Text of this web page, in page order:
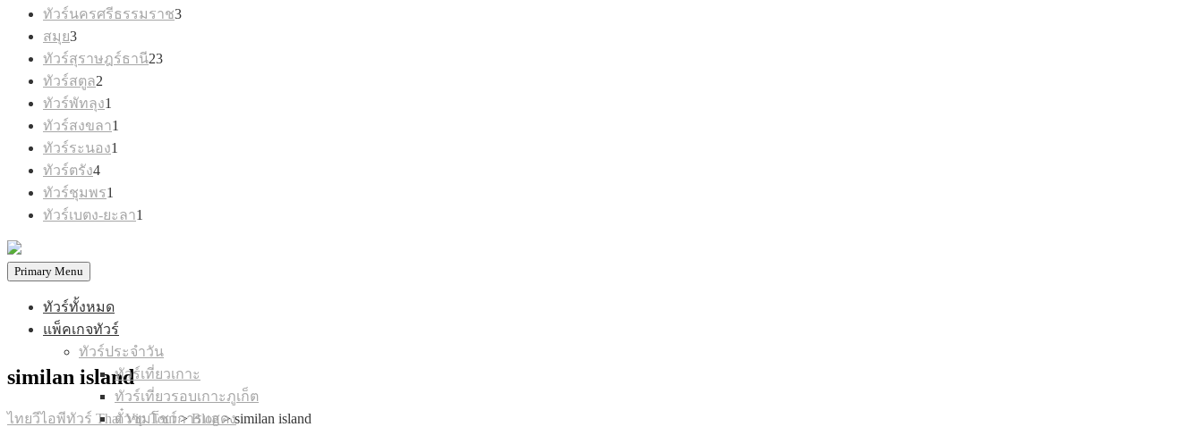
ทัวร์นครศรีธรรมราช3
สมุย3
สินค้า
ทัวร์สุราษฎร์ธานี23
ทัวร์สตูล2
สินค้า
ทัวร์พัทลุง1
สินค้า
ทัวร์สงขลา1
ทัวร์ระนอง1
ทัวร์ตรัง4
สินค้า
ทัวร์ชุมพร1
สินค้า
ทัวร์เบตง-ยะลา1
Primary Menu
ทัวร์ทั้งหมด
แพ็คเกจทัวร์
ทัวร์ประจำวัน
ทัวร์เที่ยวเกาะ
ทัวร์เที่ยวรอบเกาะภูเก็ต
ตั๋วชมโชว์การแสดง
similan island
ไทยวีไอพีทัวร์ Thai Vip Tour>Blog>similan island